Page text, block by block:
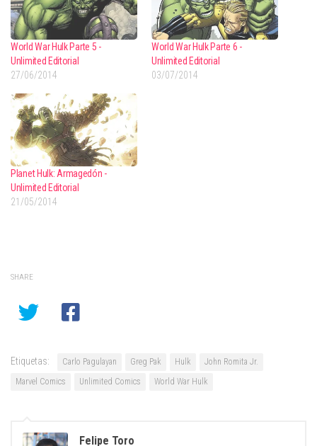
World War Hulk Parte 5 -
Unlimited Editorial
27/06/2014
World War Hulk Parte 6 -
Unlimited Editorial
03/07/2014
Planet Hulk: Armagedón -
Unlimited Editorial
21/05/2014
SHARE
Etiquetas: Carlo Pagulayan Greg Pak Hulk
John Romita Jr.
Marvel Comics
Unlimited Comics World War Hulk
Felipe Toro